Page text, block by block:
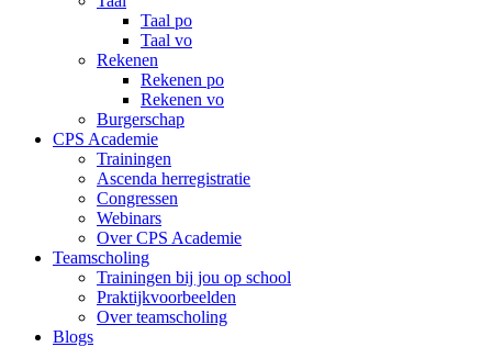
Taal po
Taal vo
Rekenen
Rekenen po
Rekenen vo
Burgerschap
CPS Academie
Trainingen
Ascenda herregistratie
Congressen
Webinars
Over CPS Academie
Teamscholing
Trainingen bij jou op school
Praktijkvoorbeelden
Over teamscholing
Blogs